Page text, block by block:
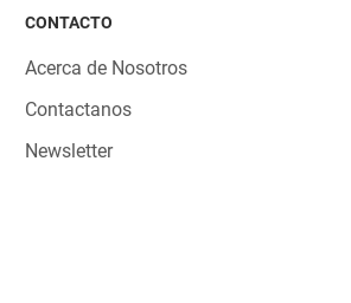
CONTACTO
Acerca de Nosotros
Contactanos
Newsletter